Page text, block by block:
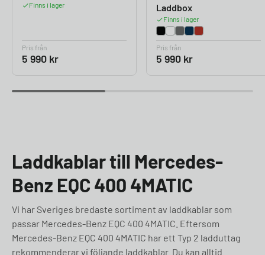
Finns i lager
Pris från
5 990 kr
Laddbox
Finns i lager
Pris från
5 990 kr
Laddkablar till Mercedes-
Benz EQC 400 4MATIC
Vi har Sveriges bredaste sortiment av laddkablar som
passar Mercedes-Benz EQC 400 4MATIC. Eftersom
Mercedes-Benz EQC 400 4MATIC har ett Typ 2 ladduttag
rekommenderar vi följande laddkablar. Du kan alltid